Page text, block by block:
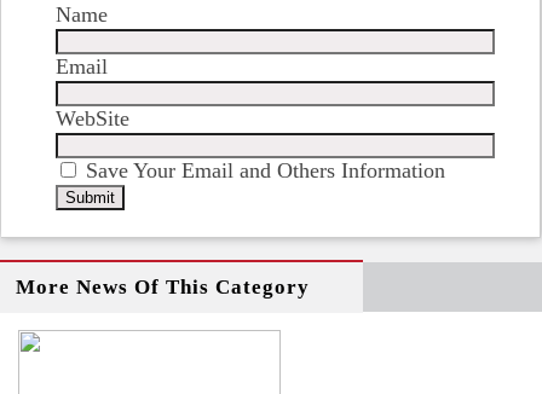
Name
Email
WebSite
Save Your Email and Others Information
More News Of This Category